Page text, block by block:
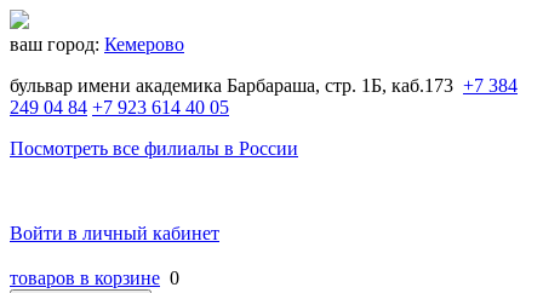
ваш город: Кемерово
бульвар имени академика Барбараша, стр. 1Б, каб.173 +7 384
249 04 84 +7 923 614 40 05
Посмотреть все филиалы в России
Войти в личный кабинет
товаров в корзине 0